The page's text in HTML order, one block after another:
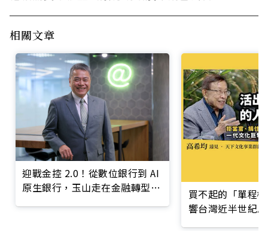
相關文章
迎戰金控 2.0！從數位銀行到 AI
原生銀行，玉山走在金融轉型最
買不起的「單程
響台灣近半世紀